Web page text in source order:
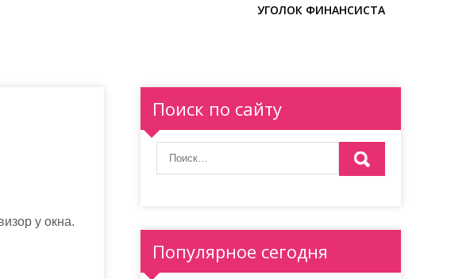
УГОЛОК ФИНАНСИСТА
у окна.
Поиск по сайту
Популярное сегодня